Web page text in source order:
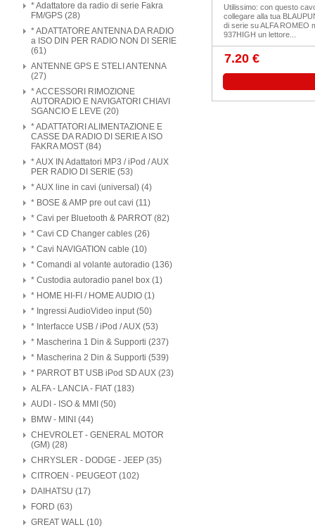
* Adattatore da radio di serie Fakra
FM/GPS (28)
* ADATTATORE ANTENNA DA RADIO
a ISO DIN PER RADIO NON DI SERIE
(61)
ANTENNE GPS E STELI ANTENNA
(27)
* ACCESSORI RIMOZIONE
AUTORADIO E NAVIGATORI CHIAVI
SGANCIO E LEVE (20)
* ADATTATORI ALIMENTAZIONE E
CASSE DA RADIO DI SERIE A ISO
FAKRA MOST (84)
* AUX IN Adattatori MP3 / iPod / AUX
PER RADIO DI SERIE (53)
* AUX line in cavi (universal) (4)
* BOSE & AMP pre out cavi (11)
* Cavi per Bluetooth & PARROT (82)
* Cavi CD Changer cables (26)
* Cavi NAVIGATION cable (10)
* Comandi al volante autoradio (136)
* Custodia autoradio panel box (1)
* HOME HI-FI / HOME AUDIO (1)
* Ingressi AudioVideo input (50)
* Interfacce USB / iPod / AUX (53)
* Mascherina 1 Din & Supporti (237)
* Mascherina 2 Din & Supporti (539)
* PARROT BT USB iPod SD AUX (23)
ALFA - LANCIA - FIAT (183)
AUDI - ISO & MMI (50)
BMW - MINI (44)
CHEVROLET - GENERAL MOTOR
(GM) (28)
CHRYSLER - DODGE - JEEP (35)
CITROEN - PEUGEOT (102)
DAIHATSU (17)
FORD (63)
GREAT WALL (10)
Utilissimo: con questo
collegare alla tua
di serie su ALFA ROMEO
937HIGH un lettore...
7.20 €